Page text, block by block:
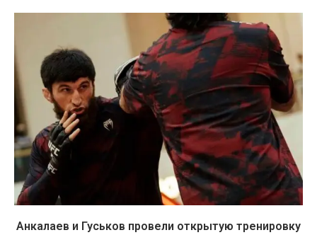
Анкалаев и Гуськов провели открытую тренировку